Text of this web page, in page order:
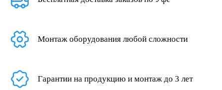
Монтаж оборудования любой сложности
Гарантии на продукцию и монтаж до 3 лет